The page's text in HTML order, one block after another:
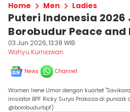
Home Men Ladies
Puteri Indonesia 2026
Borobudur Peace
03 Jun 2026, 13:38 WIB
Wahyu Kurniawan
News Channel
Wamen Irene Umar dengan kuartet
inisiator BPF Ricky Surya Prakasa di puncak
@borobudurbpf)